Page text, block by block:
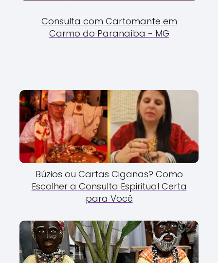
Consulta com Cartomante em
Carmo do Paranaíba - MG
Búzios ou Cartas Ciganas? Como
Escolher a Consulta Espiritual Certa
para Você